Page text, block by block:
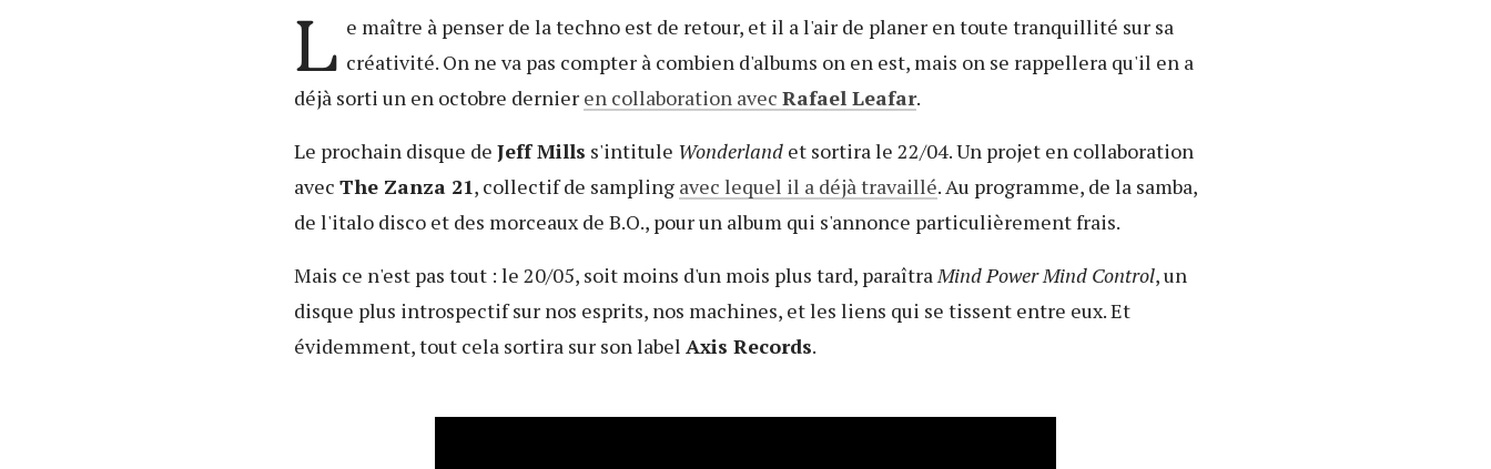
L e maître à penser de la techno est de retour, et il a l'air de planer en toute tranquillité sur sa
créativité. On ne va pas compter à combien d'albums on en est, mais on se rappellera qu'il en a
déjà sorti un en octobre dernier en collaboration avec Rafael Leafar.
Le prochain disque de Jeff Mills s'intitule Wonderland et sortira le 22/04. Un projet en collaboration
avec The Zanza 21, collectif de sampling avec lequel il a déjà travaillé. Au programme, de la samba,
de l'italo disco et des morceaux de B.O., pour un album qui s'annonce particulièrement frais.
Mais ce n'est pas tout : le 20/05, soit moins d'un mois plus tard, paraîtra Mind Power Mind Control, un
disque plus introspectif sur nos esprits, nos machines, et les liens qui se tissent entre eux. Et
évidemment, tout cela sortira sur son label Axis Records.